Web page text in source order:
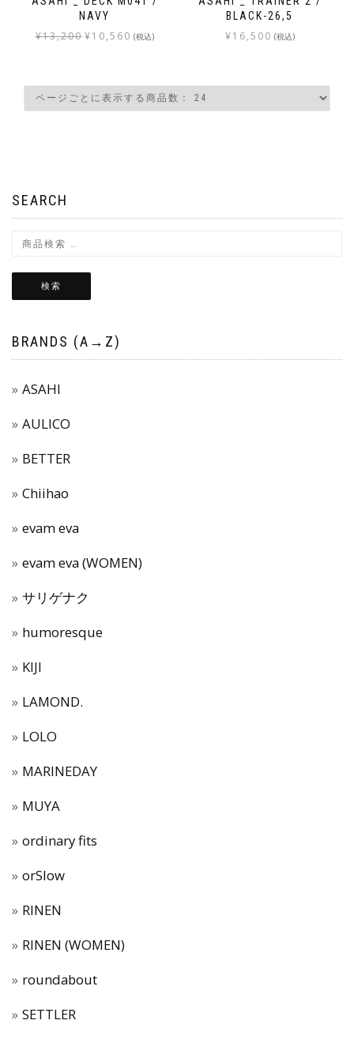
NAVY
¥13,200 ¥10,560 (税込)
BLACK-26,5
¥16,500 (税込)
SEARCH
検索
BRANDS (A→Z)
ASAHI
AULICO
BETTER
Chiihao
evam eva
evam eva (WOMEN)
サリゲナク
humoresque
KIJI
LAMOND.
LOLO
MARINEDAY
MUYA
ordinary fits
orSlow
RINEN
RINEN (WOMEN)
roundabout
SETTLER